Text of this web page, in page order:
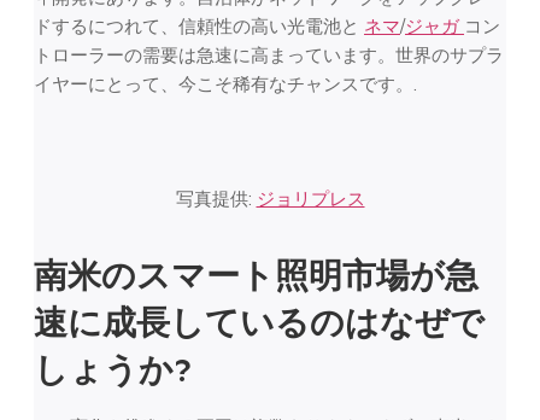
ドするにつれて、信頼性の高い光電池と ネマ/ジャガ コン
トローラーの需要は急速に高まっています。世界のサプラ
イヤーにとって、今こそ稀有なチャンスです。.
写真提供: ジョリプレス
南米のスマート照明市場が急
速に成長しているのはなぜで
しょうか?